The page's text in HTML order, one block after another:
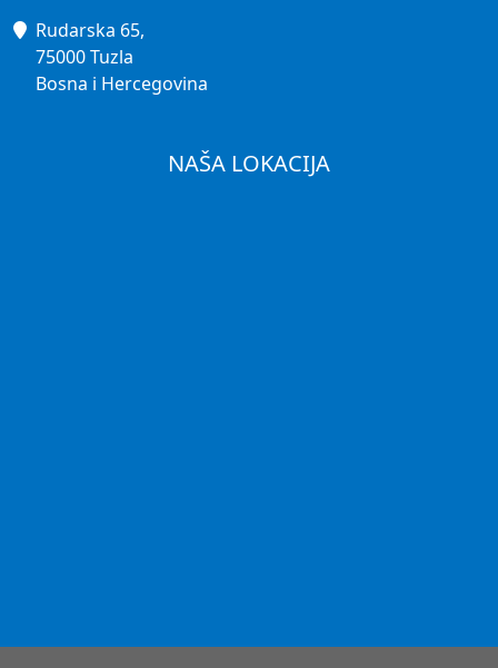
Rudarska 65,
75000 Tuzla
Bosna i Hercegovina
NAŠA LOKACIJA